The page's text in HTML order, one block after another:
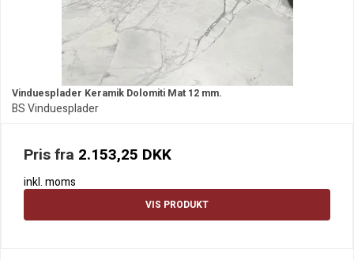
Vinduesplader Keramik Dolomiti Mat 12 mm.
BS Vinduesplader
Pris fra 2.153,25 DKK
inkl. moms
VIS PRODUKT